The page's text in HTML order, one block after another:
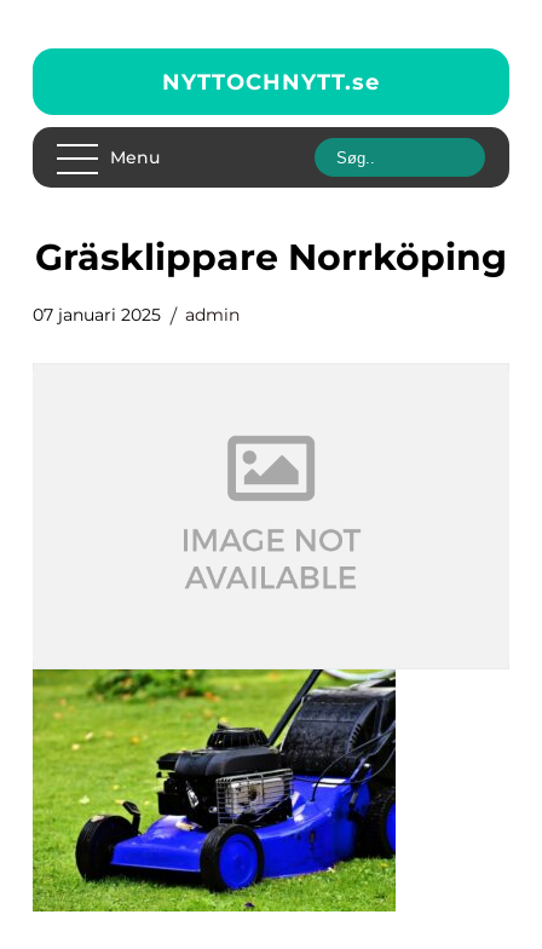
NYTTOCHNYTT.se
Menu
Gräsklippare Norrköping
07 januari 2025 admin